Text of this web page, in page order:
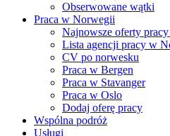
Obserwowane wątki
Praca w Norwegii
Najnowsze oferty
Lista agencji pracy w
CV po norwesku
Praca w Bergen
Praca w Stavanger
Praca w Oslo
Dodaj oferę pracy
Wspólna podróż
Usługi